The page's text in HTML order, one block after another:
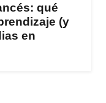
qué
(y
en